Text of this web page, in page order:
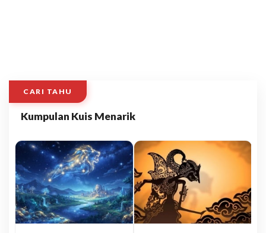
CARI TAHU
Kumpulan Kuis Menarik